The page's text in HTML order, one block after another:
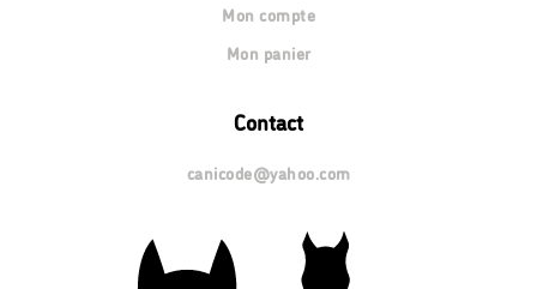
Mon compte
Mon panier
Contact
canicode@yahoo.com